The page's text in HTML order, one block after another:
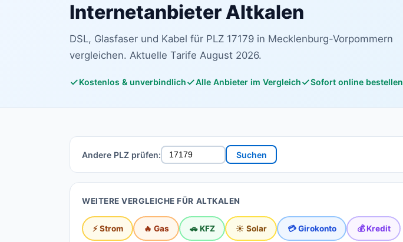
Internetanbieter Altkalen
DSL, Glasfaser und Kabel für PLZ 17179 in Mecklenburg-Vorpommern
vergleichen. Aktuelle Tarife August 2026.
Kostenlos & unverbindlich Alle Anbieter im Vergleich Sofort online bestellen
Andere PLZ prüfen: Suchen
WEITERE VERGLEICHE FÜR ALTKALEN
⚡ Strom 🔥 Gas 🚗 KFZ ☀️ Solar 💳 Girokonto 💰 Kredit